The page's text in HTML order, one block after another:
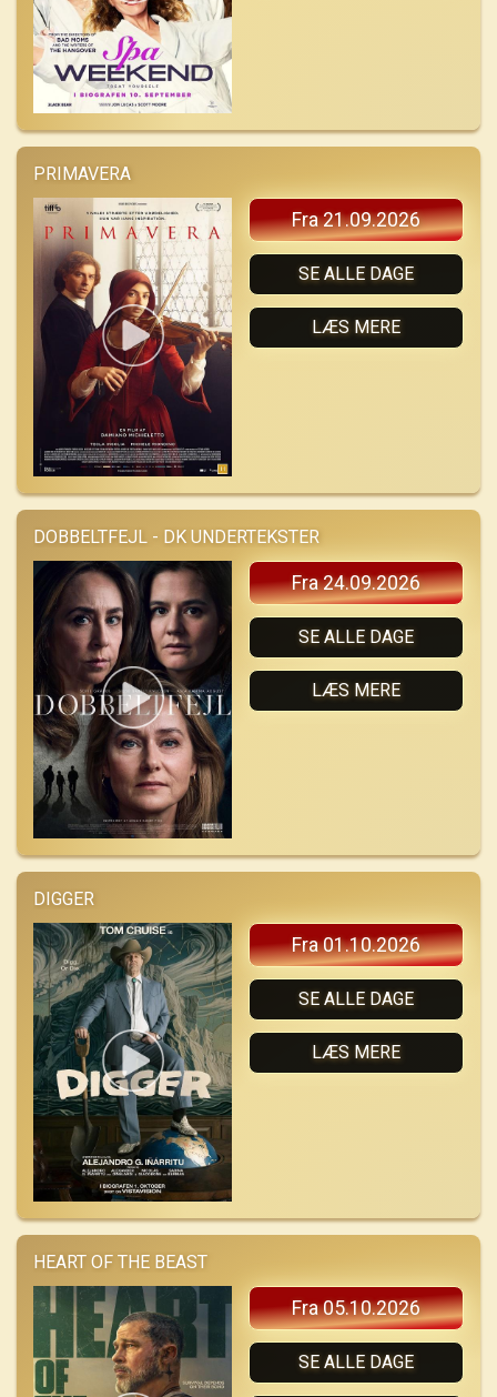
PRIMAVERA
Fra 21.09.2026
SE ALLE DAGE
LÆS MERE
DOBBELTFEJL - DK UNDERTEKSTER
Fra 24.09.2026
SE ALLE DAGE
LÆS MERE
DIGGER
Fra 01.10.2026
SE ALLE DAGE
LÆS MERE
HEART OF THE BEAST
Fra 05.10.2026
SE ALLE DAGE